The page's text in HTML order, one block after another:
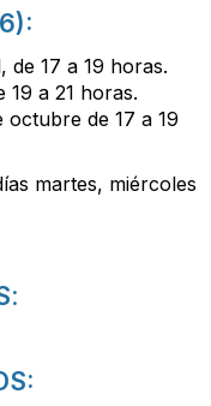
de 17 a 19 horas.
19 a 21 horas.
octubre de 17 a 19
martes, miércoles
: